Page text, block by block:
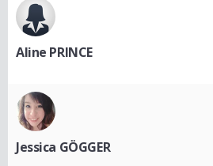
Aline PRINCE
Jessica GÖGGER